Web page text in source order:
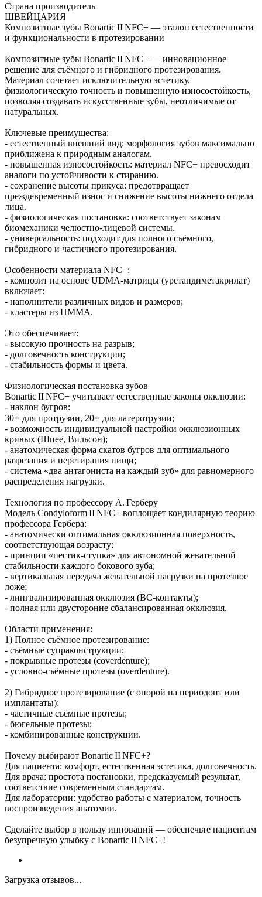
Страна производитель
ШВЕЙЦАРИЯ
Композитные зубы Bonartic II NFC+ — эталон естественности
и функциональности в протезировании
Композитные зубы Bonartic II NFC+ — инновационное
решение для съёмного и гибридного протезирования.
Материал сочетает исключительную эстетику,
физиологическую точность и повышенную износостойкость,
позволяя создавать искусственные зубы, неотличимые от
натуральных.
Ключевые преимущества:
- естественный внешний вид: морфология зубов максимально
приближена к природным аналогам.
- повышенная износостойкость: материал NFC+ превосходит
аналоги по устойчивости к стиранию.
- сохранение высоты прикуса: предотвращает
преждевременный износ и снижение высоты нижнего отдела
лица.
- физиологическая постановка: соответствует законам
биомеханики челюстно‑лицевой системы.
- универсальность: подходит для полного съёмного,
гибридного и частичного протезирования.
Особенности материала NFC+:
- композит на основе UDMA‑матрицы (уретандиметакрилат)
включает:
- наполнители различных видов и размеров;
- кластеры из ПММА.
Это обеспечивает:
- высокую прочность на разрыв;
- долговечность конструкции;
- стабильность формы и цвета.
Физиологическая постановка зубов
Bonartic II NFC+ учитывает естественные законы окклюзии:
- наклон бугров:
30∘ для протрузии, 20∘ для латеротрузии;
- возможность индивидуальной настройки окклюзионных
кривых (Шпее, Вильсон);
- анатомическая форма скатов бугров для оптимального
разрезания и перетирания пищи;
- система «два антагониста на каждый зуб» для равномерного
распределения нагрузки.
Технология по профессору А. Герберу
Модель Condyloform II NFC+ воплощает кондилярную теорию
профессора Гербера:
- анатомически оптимальная окклюзионная поверхность,
соответствующая возрасту;
- принцип «пестик‑ступка» для автономной жевательной
стабильности каждого бокового зуба;
- вертикальная передача жевательной нагрузки на протезное
ложе;
- лингвализированная окклюзия (BC‑контакты);
- полная или двусторонне сбалансированная окклюзия.
Области применения:
1) Полное съёмное протезирование:
- съёмные супраконструкции;
- покрывные протезы (coverdenture);
- условно‑съёмные протезы (overdenture).
2) Гибридное протезирование (с опорой на периодонт или
имплантаты):
- частичные съёмные протезы;
- бюгельные протезы;
- комбинированные конструкции.
Почему выбирают Bonartic II NFC+?
Для пациента: комфорт, естественная эстетика, долговечность.
Для врача: простота постановки, предсказуемый результат,
соответствие современным стандартам.
Для лаборатории: удобство работы с материалом, точность
воспроизведения анатомии.
Сделайте выбор в пользу инноваций — обеспечьте пациентам
безупречную улыбку с Bonartic II NFC+!
Загрузка отзывов...